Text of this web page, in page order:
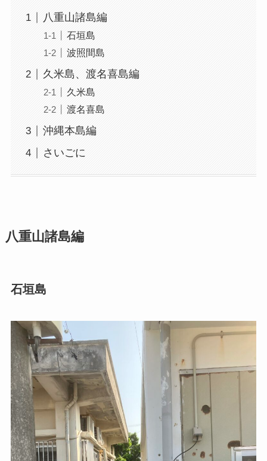
八重山諸島編
石垣島
波照間島
久米島、渡名喜島編
久米島
渡名喜島
沖縄本島編
さいごに
八重山諸島編
石垣島